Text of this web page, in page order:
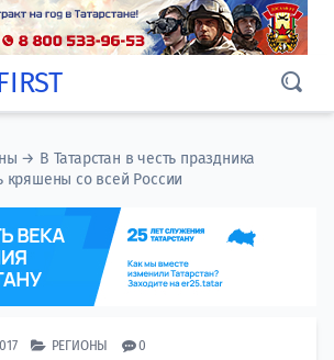
→ В Татарстан в честь праздника
кряшены со всей России
РЕГИОНЫ 0